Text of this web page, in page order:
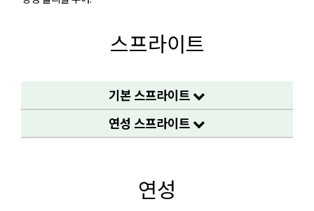
스프라이트
기본 스프라이트
연성 스프라이트
연성